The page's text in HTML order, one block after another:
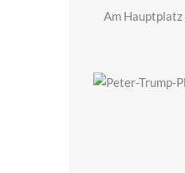
Am Hauptplatz